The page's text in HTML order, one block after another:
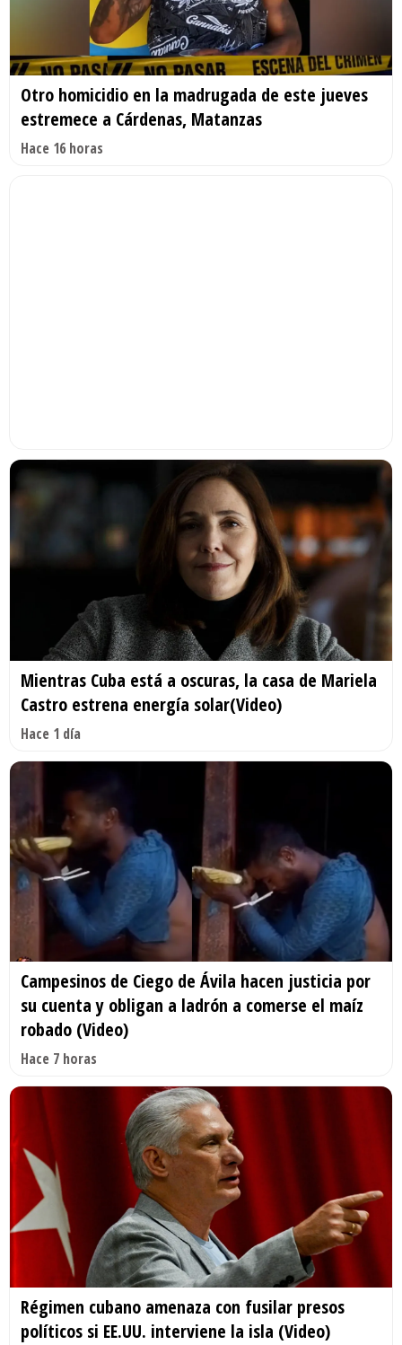
Otro homicidio en la madrugada de este jueves
estremece a Cárdenas, Matanzas
Hace 16 horas
Mientras Cuba está a oscuras, la casa de Mariela
Castro estrena energía solar(Video)
Hace 1 día
Campesinos de Ciego de Ávila hacen justicia por
su cuenta y obligan a ladrón a comerse el maíz
robado (Video)
Hace 7 horas
Régimen cubano amenaza con fusilar presos
políticos si EE.UU. interviene la isla (Video)